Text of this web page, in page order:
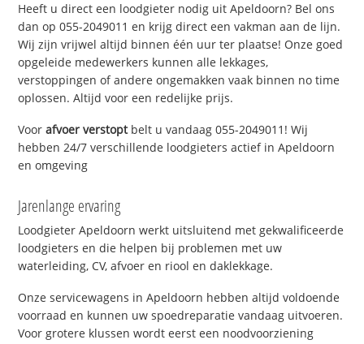
Heeft u direct een loodgieter nodig uit Apeldoorn? Bel ons
dan op 055-2049011 en krijg direct een vakman aan de lijn.
Wij zijn vrijwel altijd binnen één uur ter plaatse! Onze goed
opgeleide medewerkers kunnen alle lekkages,
verstoppingen of andere ongemakken vaak binnen no time
oplossen. Altijd voor een redelijke prijs.
Voorafvoer verstoptbelt u vandaag 055-2049011! Wij
hebben 24/7 verschillende loodgieters actief in Apeldoorn
en omgeving
Jarenlange ervaring
Loodgieter Apeldoorn werkt uitsluitend met gekwalificeerde
loodgieters en die helpen bij problemen met uw
waterleiding, CV, afvoer en riool en daklekkage.
Onze servicewagens in Apeldoorn hebben altijd voldoende
voorraad en kunnen uw spoedreparatie vandaag uitvoeren.
Voor grotere klussen wordt eerst een noodvoorziening